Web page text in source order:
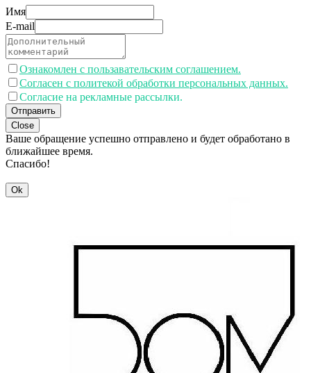
Имя
E-mail
Ознакомлен с пользавательским соглашением.
Согласен с политекой обработки персональных данных.
Согласие на рекламные рассылки.
Отправить
Close
Ваше обращение успешно отправлено и будет обработано в
ближайшее время.
Спасибо!
Ok